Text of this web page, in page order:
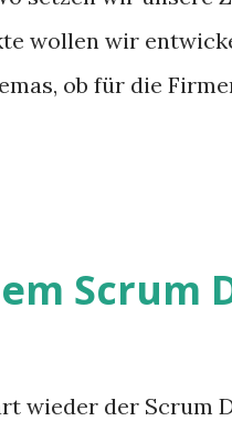
wollen wir
ob für die
Scrum
wieder der Scrum